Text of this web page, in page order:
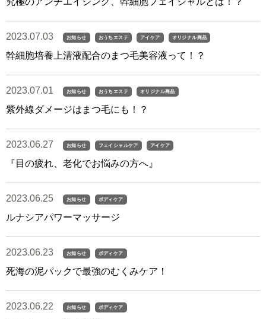
2023.07.03 お知らせ おうちエステ アイケア オリジナル商品
幹細胞培養上清液配合のまつ毛美容液って！？
2023.07.01 お知らせ おうちエステ オリジナル商品
紫外線ダメージはまつ毛にも！？
2023.06.27 お知らせ フェイシャルケア アイケア
『目の疲れ、老化でお悩みの方へ』
2023.06.25 お知らせ ボディケア
ルナシアパワーマッサージ
2023.06.23 お知らせ ボディケア
死海の泥パックで最強のむくみケア！
2023.06.22 お知らせ ボディケア